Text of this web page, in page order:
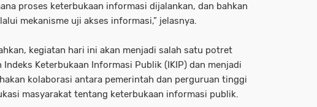
proses keterbukaan informasi dijalankan, dan bahkan
mekanisme uji akses informasi,” jelasnya.
kegiatan hari ini akan menjadi salah satu potret
Indeks Keterbukaan Informasi Publik (IKIP) dan menjadi
kolaborasi antara pemerintah dan perguruan tinggi
masyarakat tentang keterbukaan informasi publik.